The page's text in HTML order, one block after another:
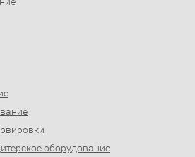
оборудование